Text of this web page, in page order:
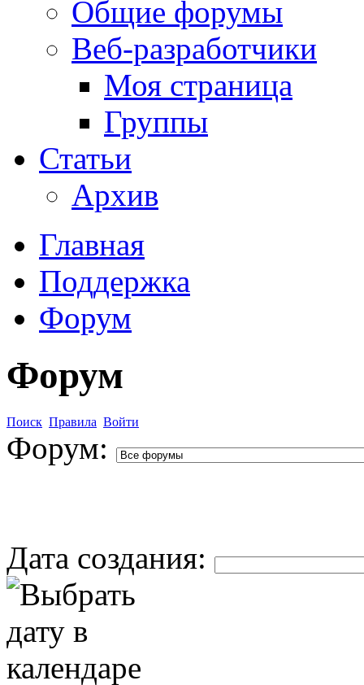
Общие форумы
Веб-разработчики
Моя страница
Группы
Статьи
Архив
Главная
Поддержка
Форум
Форум
Поиск Правила Войти
Форум:
Дата создания: